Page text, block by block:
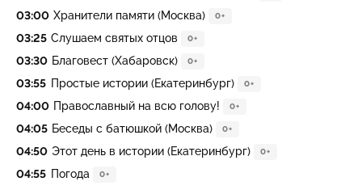
03:00 Хранители памяти (Москва) 0+
03:25 Слушаем святых отцов 0+
03:30 Благовест (Хабаровск) 0+
03:55 Простые истории (Екатеринбург) 0+
04:00 Православный на всю голову! 0+
04:05 Беседы с батюшкой (Москва) 0+
04:50 Этот день в истории (Екатеринбург) 0+
04:55 Погода 0+